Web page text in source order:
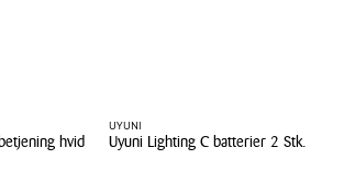
lysstyrker eller indstille timeren. Timeren kan
efter 4, 6, 8 eller 10 timer.
hvid
UYUNI
Uyuni Lighting C batterier 2 Stk.